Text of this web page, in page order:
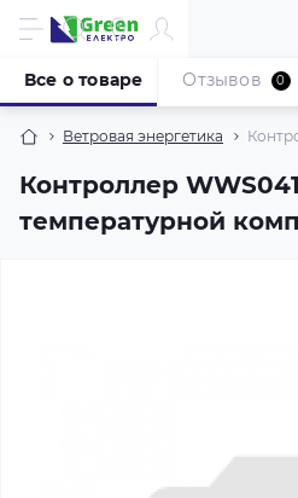
Ветровая энергетика
Контроллер
температурной
Все о товаре Отзывов 0